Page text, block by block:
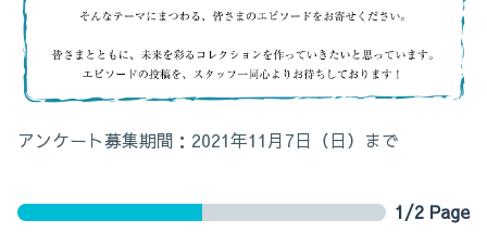
アンケート募集期間：2021年11月7日（日）まで
1/2 Page